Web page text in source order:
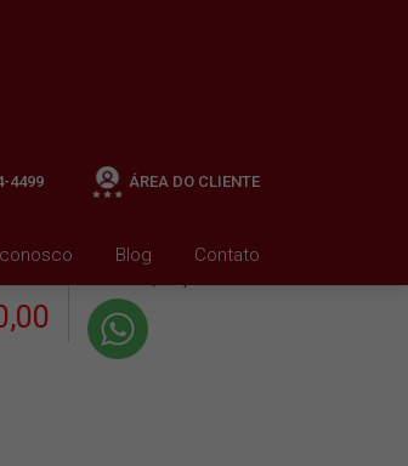
Blog Contato
4499 ÁREA DO CLIENTE
+ Condomínio R$0,00